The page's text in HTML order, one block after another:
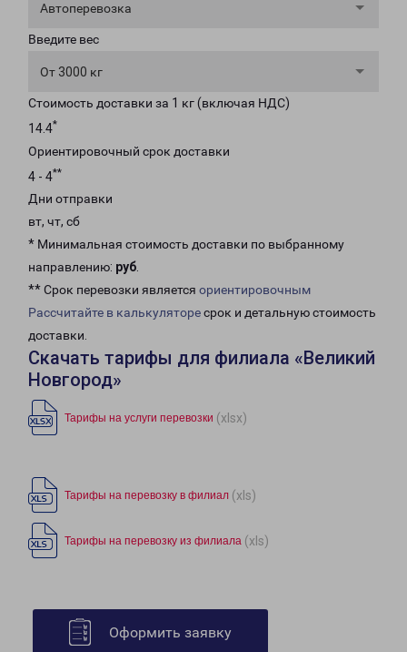
Автоперевозка
Введите вес
От 3000 кг
Стоимость доставки за 1 кг (включая НДС)
14.4*
Ориентировочный срок доставки
4 - 4**
Дни отправки
вт, чт, сб
* Минимальная стоимость доставки по выбранному
направлению: руб.
** Срок перевозки является ориентировочным
Рассчитайте в калькуляторесрок и детальную стоимость
доставки.
Скачать тарифы для филиала «Великий
Новгород»
Тарифы на услуги перевозки (xlsx)
Тарифы на перевозку в филиал (xls)
Тарифы на перевозку из филиала (xls)
Оформить заявку